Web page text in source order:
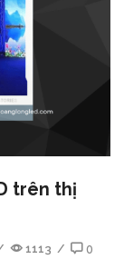
trên thị
1113 / 0